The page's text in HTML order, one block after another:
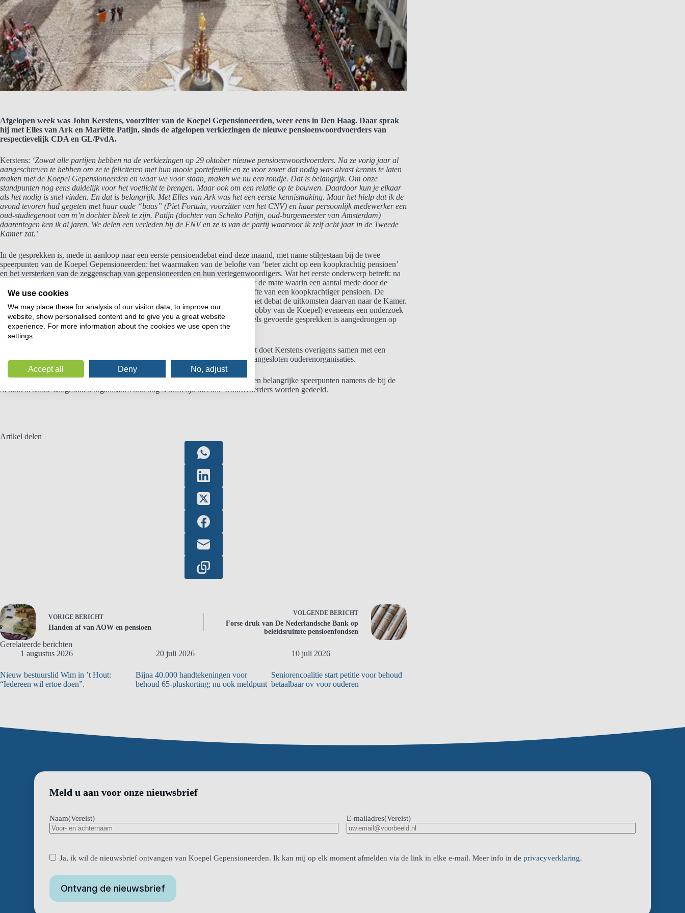
Afgelopen week was John Kerstens, voorzitter van de Koepel Gepensioneerden, weer eens in Den Haag. Daar sprak
hij met Elles van Ark en Mariëtte Patijn, sinds de afgelopen verkiezingen de nieuwe pensioenwoordvoerders van
respectievelijk CDA en GL/PvdA.
Kerstens: ‘Zowat alle partijen hebben na de verkiezingen op 29 oktober nieuwe pensioenwoordvoerders. Na ze vorig jaar al
aangeschreven te hebben om ze te feliciteren met hun mooie portefeuille en ze voor zover dat nodig was alvast kennis te laten
maken met de Koepel Gepensioneerden en waar we voor staan, maken we nu een rondje. Dat is belangrijk. Om onze
standpunten nog eens duidelijk voor het voetlicht te brengen. Maar ook om een relatie op te bouwen. Daardoor kun je elkaar
als het nodig is snel vinden. En dat is belangrijk. Met Elles van Ark was het een eerste kennismaking. Maar het hielp dat ik de
avond tevoren had gegeten met haar oude “baas” (Piet Fortuin, voorzitter van het CNV) en haar persoonlijk medewerker een
oud-studiegenoot van m’n dochter bleek te zijn. Patijn (dochter van Schelto Patijn, oud-burgemeester van Amsterdam)
daarentegen ken ik al jaren. We delen een verleden bij de FNV en ze is van de partij waarvoor ik zelf acht jaar in de Tweede
Kamer zat.’
In de gesprekken is, mede in aanloop naar een eerste pensioendebat eind deze maand, met name stilgestaan bij de twee
speerpunten van de Koepel Gepensioneerden: het waarmaken van de belofte van ‘beter zicht op een koopkrachtig pensioen’
en het versterken van de zeggenschap van gepensioneerden en hun vertegenwoordigers. Wat het eerste onderwerp betreft: na
aandringen van de Koepel Gepensioneerden vindt nu een onderzoek plaats naar de mate waarin een aantal mede door de
Koepel aangedragen voorstellen kunnen bijdragen aan het inlossen van de belofte van een koopkrachtiger pensioen. De
Minister van Sociale Zaken en Werkgelegenheid stuurt naar verwachting voor het debat de uitkomsten daarvan naar de Kamer.
Met betrekking tot de zeggenschap van gepensioneerden is eerder (ook na een lobby van de Koepel) eveneens een onderzoek
toegezegd. In de eind vorig jaar naar de Kamer gezonden brief en in de inmiddels gevoerde gesprekken is aangedrongen op
betrokkenheid van de Koepel bij een en ander.
De bedoeling is de komende tijd meer pensioenwoordvoerders te bezoeken. Dat doet Kerstens overigens samen met een
medewerker van ANBO-PCOB en namens de andere bij De Seniorencoalitie aangesloten ouderenorganisaties.
Tenslotte: in de aanloop van bovenbedoeld debat zullen de voor gepensioneerden belangrijke speerpunten namens de bij de
Seniorencoalitie aangesloten organisaties ook nog schriftelijk met alle woordvoerders worden gedeeld.
Artikel delen
VORIGE BERICHT
Handen af van AOW en pensioen
VOLGENDEBERICHT
Forse druk van De Nederlandsche Bank op
beleidsruimte pensioenfondsen
Gerelateerde berichten
1 augustus 2026
Nieuw bestuurslid Wim in ’t Hout:
“Iedereen wil ertoe doen”.
20 juli 2026
Bijna 40.000 handtekeningen voor
behoud 65-pluskorting; nu ook meldpunt
10 juli 2026
Seniorencoalitie start petitie voor behoud
betaalbaar ov voor ouderen
Meld u aan voor onze nieuwsbrief
Naam(Vereist) E-mailadres(Vereist)
Privacyverklaring(Vereist)
Ja, ik wil de nieuwsbrief ontvangen van Koepel Gepensioneerden. Ik kan mij op elk moment afmelden via de link in elke e-mail. Meer info in deprivacyverklaring.
Ontvang de nieuwsbrief
We use cookies
We may place these for analysis of our visitor data, to improve our
website, show personalised content and to give you a great website
experience. For more information about the cookies we use open the
settings.
Accept all Deny No, adjust